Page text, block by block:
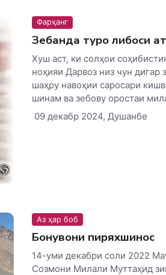
Фарҳанг
Зебанда туро либоси
Хуш аст, ки солҳои
ноҳияи Дарвоз низ чун дигар
шаҳру навоҳии саросари
шинам ва зебову оростаи
09 декабр 2024, Душанбе
Аз ҳар боб
Бонувони пиряхшинос
14-уми декабри соли 2022
Созмони Милали Муттаҳид